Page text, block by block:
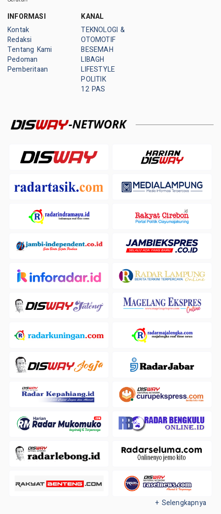
INFORMASI
Kontak
Redaksi
Tentang Kami
Pedoman
Pemberitaan
KANAL
TEKNOLOGI &
OTOMOTIF
BESEMAH
LIBAGH
LIFESTYLE
POLITIK
12 PAS
+ Selengkapnya